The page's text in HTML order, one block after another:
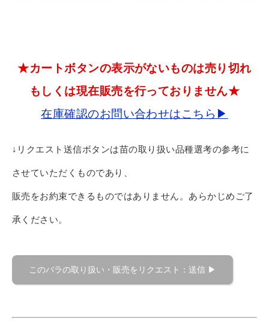
★カートボタンの表示がないものは売り切れ
もしくは現在販売を行っておりません★
在庫確認のお問い合わせはこちら▶
↓リクエスト送信ボタンは苗の取り扱い品種選考の参考に
させていただくものであり、
販売をお約束できるものではありません。あらかじめご了
承ください。